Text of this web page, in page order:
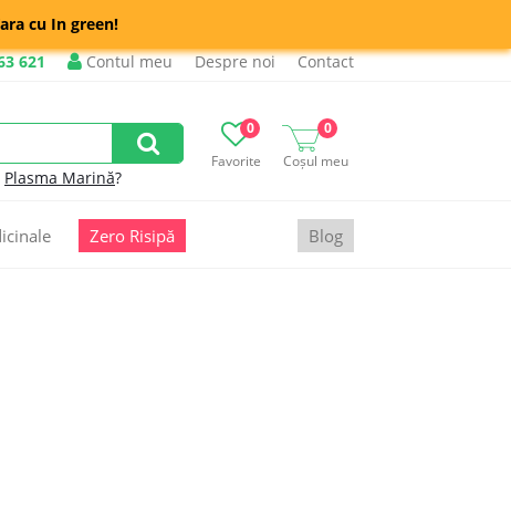
cu In green!
621 Contul meu Despre noi Contact
Favorite
0
Coșul meu
0
Plasma Marină?
Zero Risipă Blog